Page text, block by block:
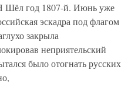
год 1807-й. Июнь уже
эскадра под флагом
закрыла
неприятельский
было отогнать русских